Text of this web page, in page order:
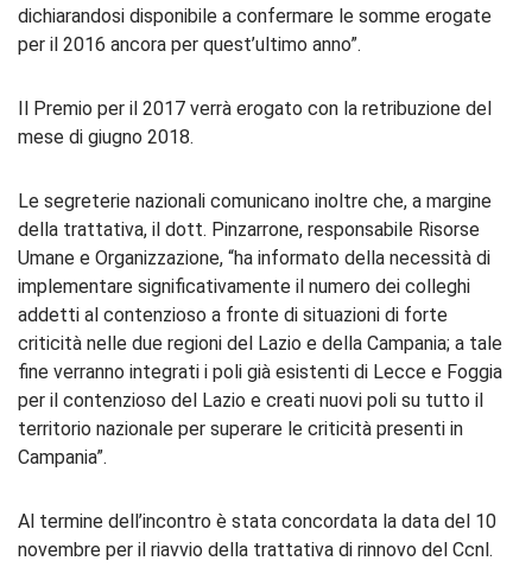
dichiarandosi disponibile a confermare le somme erogate
per il 2016 ancora per quest’ultimo anno”.
Il Premio per il 2017 verrà erogato con la retribuzione del
mese di giugno 2018.
Le segreterie nazionali comunicano inoltre che, a margine
della trattativa, il dott. Pinzarrone, responsabile Risorse
Umane e Organizzazione, “ha informato della necessità di
implementare significativamente il numero dei colleghi
addetti al contenzioso a fronte di situazioni di forte
criticità nelle due regioni del Lazio e della Campania; a tale
fine verranno integrati i poli già esistenti di Lecce e Foggia
per il contenzioso del Lazio e creati nuovi poli su tutto il
territorio nazionale per superare le criticità presenti in
Campania”.
Al termine dell’incontro è stata concordata la data del 10
novembre per il riavvio della trattativa di rinnovo del Ccnl.